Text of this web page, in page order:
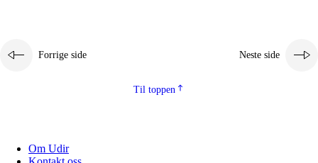
Forrige side Neste side
Til toppen
Om Udir